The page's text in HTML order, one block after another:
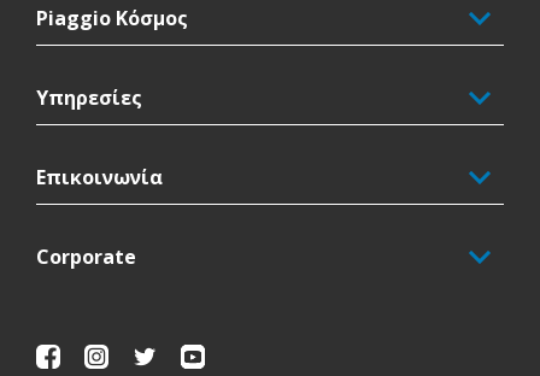
Piaggio Κόσμος
Υπηρεσίες
Επικοινωνία
Corporate
FacebookInstagram
Twitter